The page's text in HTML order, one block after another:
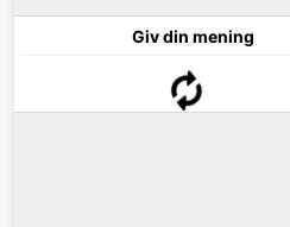
Giv din mening